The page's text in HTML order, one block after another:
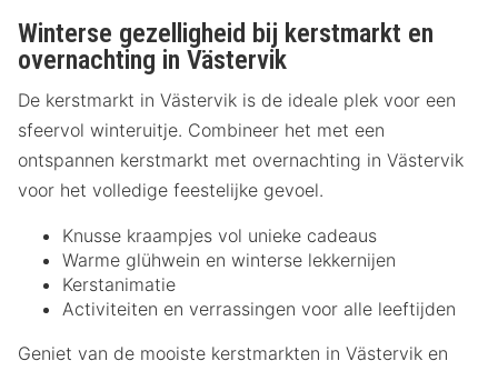
Winterse gezelligheid bij kerstmarkt en
overnachting in Västervik
De kerstmarkt in Västervik is de ideale plek voor een
sfeervol winteruitje. Combineer het met een
ontspannen kerstmarkt met overnachting in Västervik
voor het volledige feestelijke gevoel.
Knusse kraampjes vol unieke cadeaus
Warme glühwein en winterse lekkernijen
Kerstanimatie
Activiteiten en verrassingen voor alle leeftijden
Geniet van de mooiste kerstmarkten in Västervik en